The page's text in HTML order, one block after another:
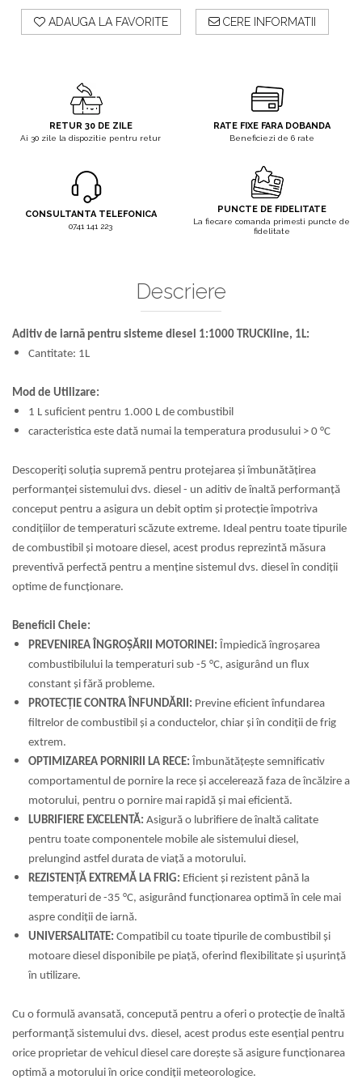
Irigat Si Stropit
Solutii De Curatare Si
ADAUGA LA FAVORITE CERE INFORMATII
RETUR 30 DE ZILE
Ai 30 zile la dispozitie pentru retur
RATE FIXE FARA DOBANDA
Beneficiezi de 6 rate
CONSULTANTA TELEFONICA
0741 141 223
PUNCTE DE FIDELITATE
La fiecare comanda primesti puncte de
fidelitate
Descriere
Aditiv de iarnă pentru sisteme diesel 1:1000 TRUCKline, 1L:
Cantitate: 1L
Mod de Utilizare:
1 L suficient pentru 1.000 L de combustibil
caracteristica este dată numai la temperatura produsului > 0 °C
Descoperiți soluția supremă pentru protejarea și îmbunătățirea
performanței sistemului dvs. diesel - un aditiv de înaltă performanță
conceput pentru a asigura un debit optim și protecție împotriva
condițiilor de temperaturi scăzute extreme. Ideal pentru toate tipurile
de combustibil și motoare diesel, acest produs reprezintă măsura
preventivă perfectă pentru a menține sistemul dvs. diesel în condiții
optime de funcționare.
Beneficii Cheie:
PREVENIREA ÎNGROȘĂRII MOTORINEI: Împiedică îngroșarea
combustibilului la temperaturi sub -5 °C, asigurând un flux
constant și fără probleme.
PROTECȚIE CONTRA ÎNFUNDĂRII: Previne eficient înfundarea
filtrelor de combustibil și a conductelor, chiar și în condiții de frig
extrem.
OPTIMIZAREA PORNIRII LA RECE: Îmbunătățește semnificativ
comportamentul de pornire la rece și accelerează faza de încălzire a
motorului, pentru o pornire mai rapidă și mai eficientă.
LUBRIFIERE EXCELENTĂ: Asigură o lubrifiere de înaltă calitate
pentru toate componentele mobile ale sistemului diesel,
prelungind astfel durata de viață a motorului.
REZISTENȚĂ EXTREMĂ LA FRIG: Eficient și rezistent până la
temperaturi de -35 °C, asigurând funcționarea optimă în cele mai
aspre condiții de iarnă.
UNIVERSALITATE: Compatibil cu toate tipurile de combustibil și
motoare diesel disponibile pe piață, oferind flexibilitate și ușurință
în utilizare.
Cu o formulă avansată, concepută pentru a oferi o protecție de înaltă
performanță sistemului dvs. diesel, acest produs este esențial pentru
orice proprietar de vehicul diesel care dorește să asigure funcționarea
optimă a motorului în orice condiții meteorologice.